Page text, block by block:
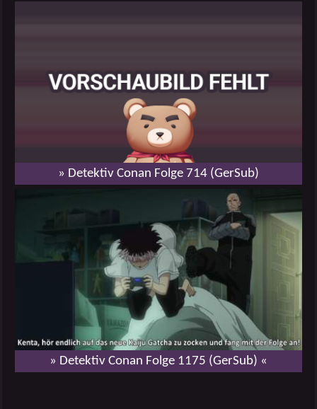
» Detektiv Conan Folge 714 (GerSub)
» Detektiv Conan Folge 1175 (GerSub) «